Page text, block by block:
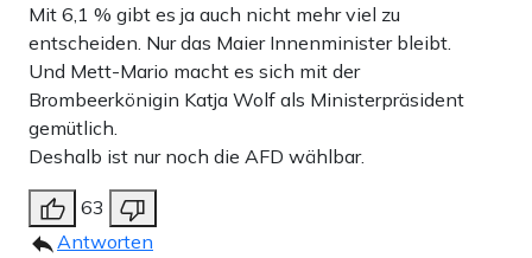
Mit 6,1 % gibt es ja auch nicht mehr viel zu
entscheiden. Nur das Maier Innenminister bleibt.
Und Mett-Mario macht es sich mit der
Brombeerkönigin Katja Wolf als Ministerpräsident
gemütlich.
Deshalb ist nur noch die AFD wählbar.
63
Antworten